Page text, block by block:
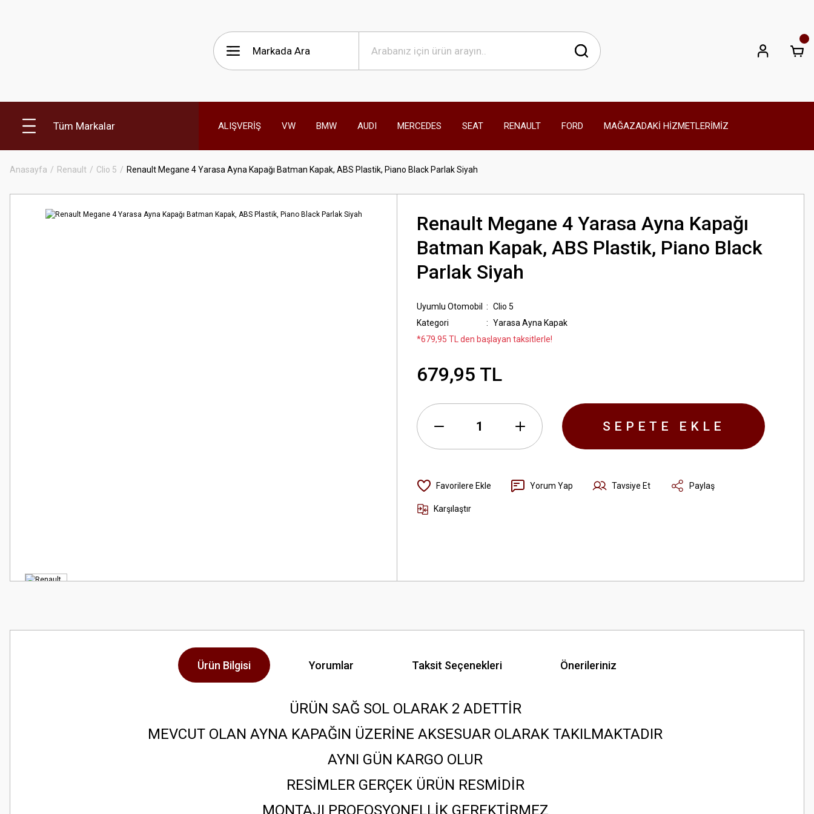
Tüm Markalar ALIŞVERİŞ VW BMW AUDI MERCEDES SEAT RENAULT FORD MAĞAZADAKİ HİZMETLERİMİZ
Anasayfa Renault Clio 5 Renault Megane 4 Yarasa Ayna Kapağı Batman Kapak, ABS Plastik, Piano Black Parlak Siyah
Renault Megane 4 Yarasa Ayna Kapağı
Batman Kapak, ABS Plastik, Piano Black
Parlak Siyah
Uyumlu Otomobil
Clio 5
Kategori
Yarasa Ayna Kapak
*679,95 TL den başlayan taksitlerle!
679,95 TL
SEPETE EKLE
Yorum Yap Tavsiye Et Paylaş
Karşılaştır
Ürün Bilgisi Yorumlar Taksit Seçenekleri Önerileriniz
ÜRÜN SAĞ SOL OLARAK 2 ADETTİR
MEVCUT OLAN AYNA KAPAĞIN ÜZERİNE AKSESUAR OLARAK TAKILMAKTADIR
AYNI GÜN KARGO OLUR
RESİMLER GERÇEK ÜRÜN RESMİDİR
MONTAJI PROFOSYONELLİK GEREKTİRMEZ